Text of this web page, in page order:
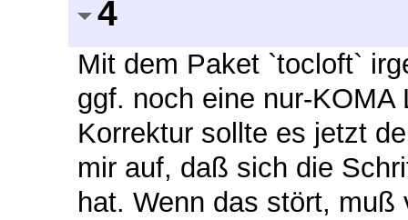
4
Mit dem Paket `tocloft`
ggf. noch eine nur-
Korrektur sollte es jetzt
mir auf, daß sich die
hat. Wenn das stört,